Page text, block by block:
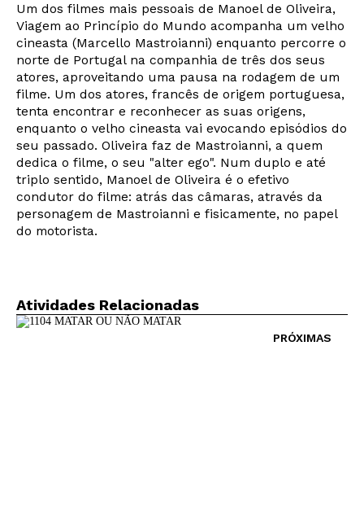
Um dos filmes mais pessoais de Manoel de Oliveira,
Viagem ao Princípio do Mundo acompanha um velho
cineasta (Marcello Mastroianni) enquanto percorre o
norte de Portugal na companhia de três dos seus
atores, aproveitando uma pausa na rodagem de um
filme. Um dos atores, francês de origem portuguesa,
tenta encontrar e reconhecer as suas origens,
enquanto o velho cineasta vai evocando episódios do
seu passado. Oliveira faz de Mastroianni, a quem
dedica o filme, o seu "alter ego". Num duplo e até
triplo sentido, Manoel de Oliveira é o efetivo
condutor do filme: atrás das câmaras, através da
personagem de Mastroianni e fisicamente, no papel
do motorista.
Atividades Relacionadas
PRÓXIMAS